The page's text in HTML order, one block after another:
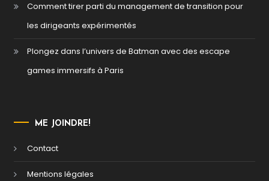
Comment tirer parti du management de transition pour
les dirigeants expérimentés
Plongez dans l’univers de Batman avec des escape
games immersifs à Paris
ME JOINDRE!
Contact
Mentions légales